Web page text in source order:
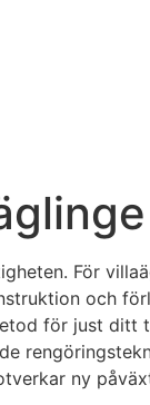
För
och
för just
ny